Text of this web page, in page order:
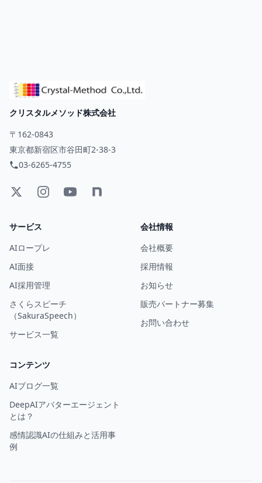
クリスタルメソッド株式会社
〒162-0843
東京都新宿区市谷田町2-38-3
03-6265-4755
サービス
AIロープレ
AI面接
AI採用管理
さくらスピーチ
（SakuraSpeech）
サービス一覧
会社情報
会社概要
採用情報
お知らせ
販売パートナー募集
お問い合わせ
コンテンツ
AIブログ一覧
DeepAIアバターエージェント
とは？
感情認識AIの仕組みと活用事
例